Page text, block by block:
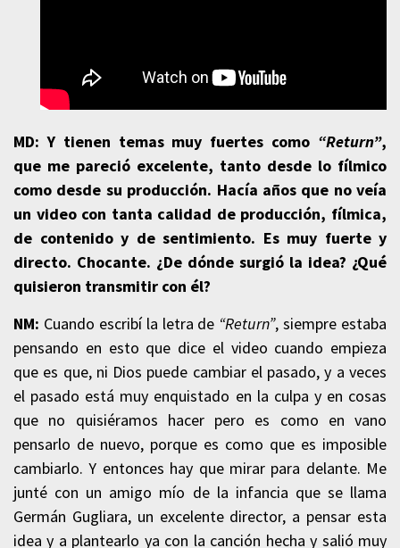
MD: Y tienen temas muy fuertes como “Return”,
que me pareció excelente, tanto desde lo fílmico
como desde su producción. Hacía años que no veía
un video con tanta calidad de producción, fílmica,
de contenido y de sentimiento. Es muy fuerte y
directo. Chocante. ¿De dónde surgió la idea? ¿Qué
quisieron transmitir con él?
NM: Cuando escribí la letra de “Return”, siempre estaba
pensando en esto que dice el video cuando empieza
que es que, ni Dios puede cambiar el pasado, y a veces
el pasado está muy enquistado en la culpa y en cosas
que no quisiéramos hacer pero es como en vano
pensarlo de nuevo, porque es como que es imposible
cambiarlo. Y entonces hay que mirar para delante. Me
junté con un amigo mío de la infancia que se llama
Germán Gugliara, un excelente director, a pensar esta
idea y a plantearlo ya con la canción hecha y salió muy